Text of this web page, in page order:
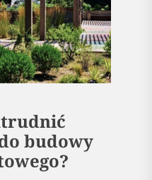
budowy